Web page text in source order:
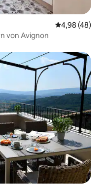
4,98 (48)
von Avignon